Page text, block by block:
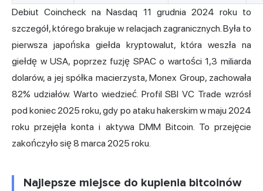
Debiut Coincheck na Nasdaq 11 grudnia 2024 roku to
szczegół, którego brakuje w relacjach zagranicznych. Była to
pierwsza japońska giełda kryptowalut, która weszła na
giełdę w USA, poprzez fuzję SPAC o wartości 1,3 miliarda
dolarów, a jej spółka macierzysta, Monex Group, zachowała
82% udziałów. Warto wiedzieć. Profil SBI VC Trade wzrósł
pod koniec 2025 roku, gdy po ataku hakerskim w maju 2024
roku przejęła konta i aktywa DMM Bitcoin. To przejęcie
zakończyło się 8 marca 2025 roku.
Najlepsze miejsce do kupienia bitcoinów